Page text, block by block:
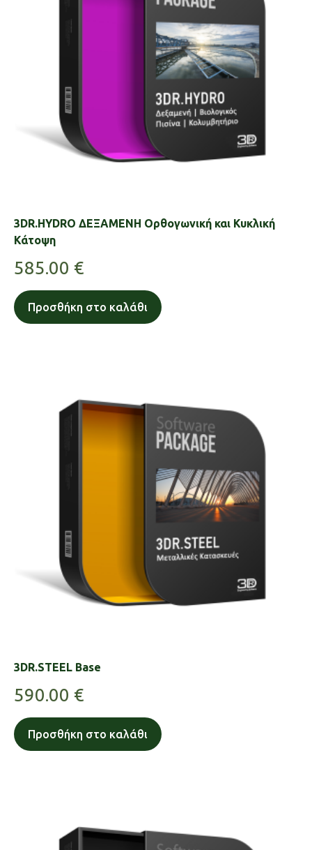
3DR.HYDRO ΔΕΞΑΜΕΝΗ Ορθογωνική και Κυκλική
Κάτοψη
585.00 €
Προσθήκη στο καλάθι
3DR.STEEL Base
590.00 €
Προσθήκη στο καλάθι